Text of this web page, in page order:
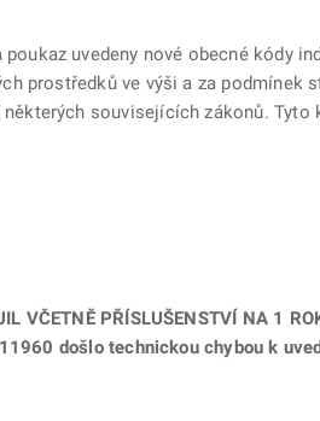
uvedeny nové obecné kódy
prostředků ve výši a za podmínek
souvisejících zákonů.
VČETNĚ PŘÍSLUŠENSTVÍ NA 1
došlo technickou chybou k